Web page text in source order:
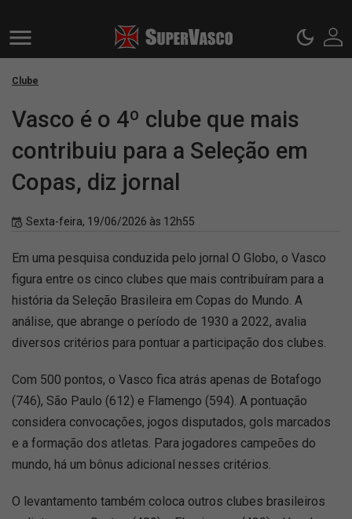
Clube
Vasco é o 4º clube que mais
contribuiu para a Seleção em
Copas, diz jornal
Sexta-feira, 19/06/2026 às 12h55
Em uma pesquisa conduzida pelo jornal O Globo, o Vasco
figura entre os cinco clubes que mais contribuíram para a
história da Seleção Brasileira em Copas do Mundo. A
análise, que abrange o período de 1930 a 2022, avalia
diversos critérios para pontuar a participação dos clubes.
Com 500 pontos, o Vasco fica atrás apenas de Botafogo
(746), São Paulo (612) e Flamengo (594). A pontuação
considera convocações, jogos disputados, gols marcados
e a formação dos atletas. Para jogadores campeões do
mundo, há um bônus adicional nesses critérios.
O levantamento também coloca outros clubes brasileiros